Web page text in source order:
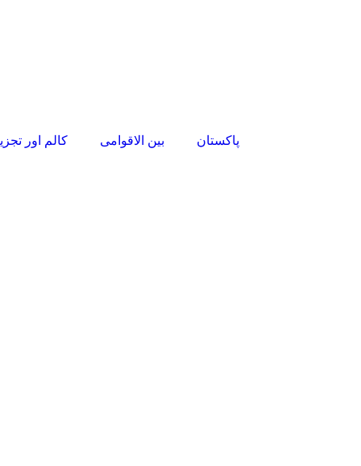
کالم اور بین الاقوامی پاکستان